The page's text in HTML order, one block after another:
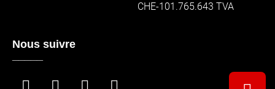
CHE-101.765.643 TVA
Nous suivre